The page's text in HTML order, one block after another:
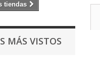
tiendas
MÁS VISTOS